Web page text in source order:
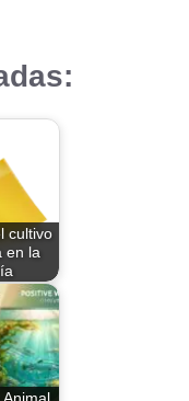
cultivo
en la